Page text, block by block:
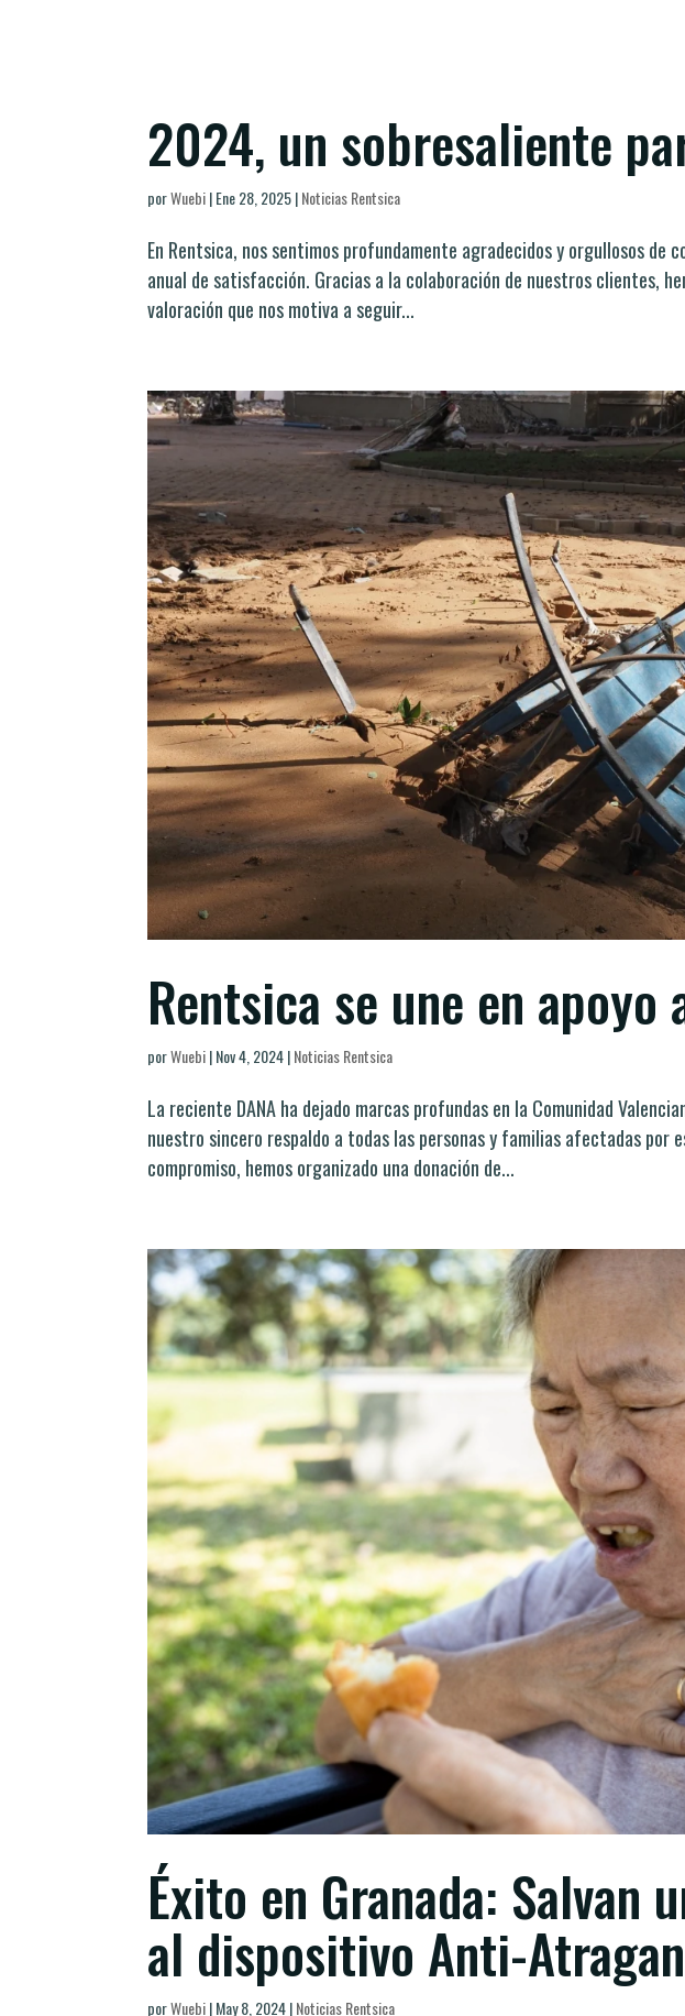
2024, un sobresaliente
porWuebi|Ene 28, 2025|Noticias Rentsica
En Rentsica, nos sentimos profundamente agradecidos y orgullosos de
anual de satisfacción. Gracias a la colaboración de nuestros clientes,
valoración que nos motiva a seguir...
Rentsica se une en apoyo
porWuebi|Nov 4, 2024|Noticias Rentsica
La reciente DANA ha dejado marcas profundas en la Comunidad
nuestro sincero respaldo a todas las personas y familias afectadas
compromiso, hemos organizado una donación de...
Éxito en Granada: Salvan
al dispositivo Anti-
porWuebi|May 8, 2024|Noticias Rentsica